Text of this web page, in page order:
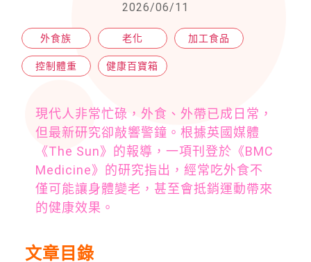
2026/06/11
外食族 老化 加工食品
控制體重 健康百寶箱
現代人非常忙碌，外食、外帶已成日常，
但最新研究卻敲響警鐘。根據英國媒體
《The Sun》的報導，一項刊登於《BMC
Medicine》的研究指出，經常吃外食不
僅可能讓身體變老，甚至會抵銷運動帶來
的健康效果。
文章目錄